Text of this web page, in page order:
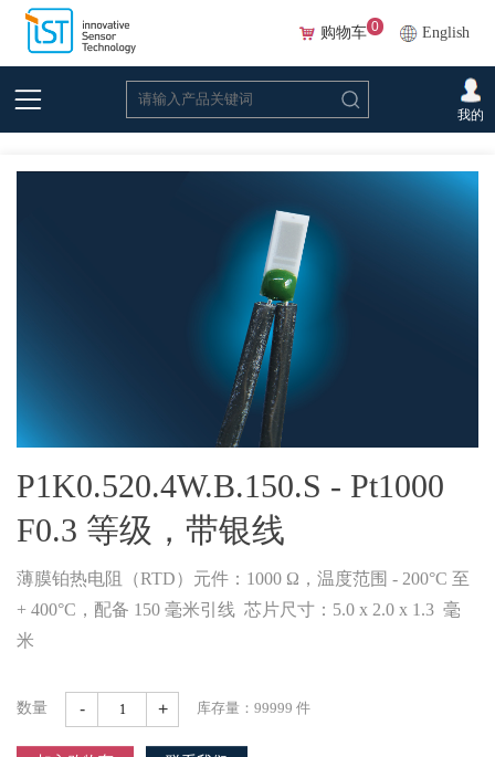
English
购物车 0
我的
首页 >温度传感器 > 铂 >P1K0.520.4W.B.150.S - Pt1000 F0.3 等
P1K0.520.4W.B.150.S - Pt1000
F0.3 等级，带银线
薄膜铂热电阻（RTD）元件：1000 Ω，温度范围 - 200°C 至
+ 400°C，配备 150 毫米引线 芯片尺寸：5.0 x 2.0 x 1.3 毫
米
数量 - + 库存量： 99999 件